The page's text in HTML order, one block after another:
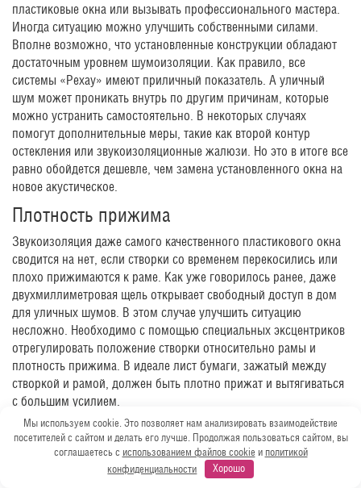
пластиковые окна или вызывать профессионального мастера.
Иногда ситуацию можно улучшить собственными силами.
Вполне возможно, что установленные конструкции обладают
достаточным уровнем шумоизоляции. Как правило, все
системы «Рехау» имеют приличный показатель. А уличный
шум может проникать внутрь по другим причинам, которые
можно устранить самостоятельно. В некоторых случаях
помогут дополнительные меры, такие как второй контур
остекления или звукоизоляционные жалюзи. Но это в итоге все
равно обойдется дешевле, чем замена установленного окна на
новое акустическое.
Плотность прижима
Звукоизоляция даже самого качественного пластикового окна
сводится на нет, если створки со временем перекосились или
плохо прижимаются к раме. Как уже говорилось ранее, даже
двухмиллиметровая щель открывает свободный доступ в дом
для уличных шумов. В этом случае улучшить ситуацию
несложно. Необходимо с помощью специальных эксцентриков
отрегулировать положение створки относительно рамы и
плотность прижима. В идеале лист бумаги, зажатый между
створкой и рамой, должен быть плотно прижат и вытягиваться
с большим усилием.
Заделка монтажных швов
Если створки стоят ровно и хорошо прижаты, но уличные звуки
все равно свободно проникают в дом, значит, проблема
Мы используем cookie. Это позволяет нам анализировать взаимодействие
посетителей с сайтом и делать его лучше. Продолжая пользоваться сайтом, вы
соглашаетесь с использованием файлов cookie и политикой
конфиденциальности
Хорошо